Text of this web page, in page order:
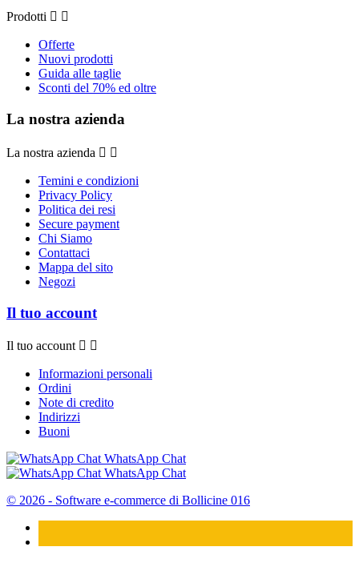
Prodotti  
Offerte
Nuovi prodotti
Guida alle taglie
Sconti del 70% ed oltre
La nostra azienda
La nostra azienda  
Temini e condizioni
Privacy Policy
Politica dei resi
Secure payment
Chi Siamo
Contattaci
Mappa del sito
Negozi
Il tuo account
Il tuo account  
Informazioni personali
Ordini
Note di credito
Indirizzi
Buoni
WhatsApp Chat
WhatsApp Chat
© 2026 - Software e-commerce di Bollicine 016